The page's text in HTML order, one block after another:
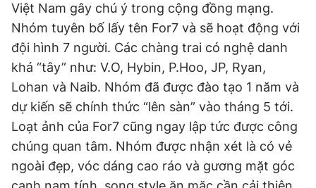
Thông tin tòa soạn Liên hệ quảng cáo
Đọc Thanh Niên trên điện thoại
Việt Nam gây chú ý trong cộng đồng mạng.
Nhóm tuyên bố lấy tên For7 và sẽ hoạt động với
đội hình 7 người. Các chàng trai có nghệ danh
khá “tây” như: V.O, Hybin, P.Hoo, JP, Ryan,
Lohan và Naib. Nhóm đã được đào tạo 1 năm và
dự kiến sẽ chính thức “lên sàn” vào tháng 5 tới.
Loạt ảnh của For7 cũng ngay lập tức được công
chúng quan tâm. Nhóm được nhận xét là có vẻ
ngoài đẹp, vóc dáng cao ráo và gương mặt góc